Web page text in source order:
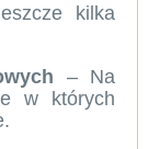
kilka
– Na
w których